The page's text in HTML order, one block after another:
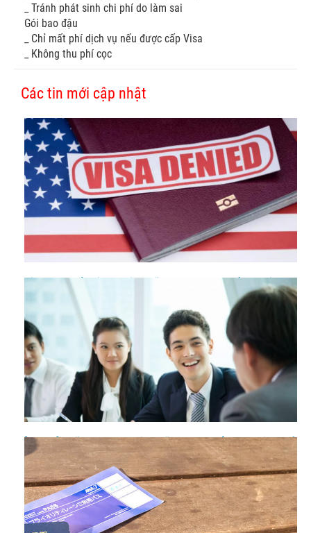
_ Tránh phát sinh chi phí do làm sai
Gói bao đậu
_ Chỉ mất phí dịch vụ nếu được cấp Visa
_ Không thu phí cọc
Các tin mới cập nhật
Dịch vụ tư vấn Visa du lịch Mỹ bao đậu uy tín số 1 - Gọi ngay
[Bật mí] Những lý do rớt Visa Mỹ và cách khắc phục hiệu quả
nhất